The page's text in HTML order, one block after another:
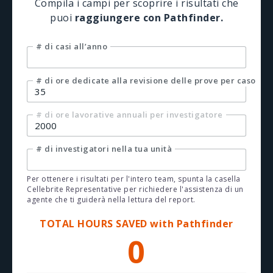
Compila i campi per scoprire i risultati che
puoi raggiungere con Pathfinder.
# di casi all’anno
# di ore dedicate alla revisione delle prove per caso
# di ore lavorative annuali per investigatore
# di investigatori nella tua unità
Per ottenere i risultati per l'intero team, spunta la casella
Cellebrite Representative per richiedere l'assistenza di un
agente che ti guiderà nella lettura del report.
TOTAL HOURS SAVED with Pathfinder
0